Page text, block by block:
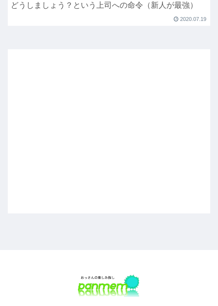
どうしましょう？という上司への命令（新人が最強）
2020.07.19